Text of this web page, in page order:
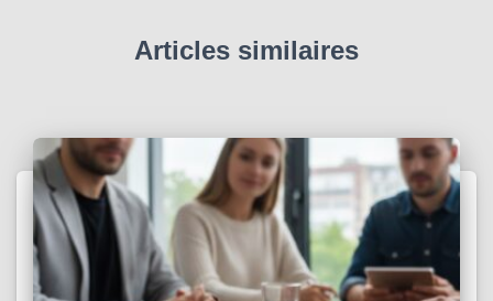
Articles similaires